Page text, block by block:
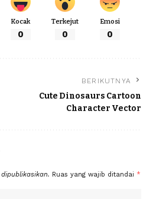
Kocak
0
Terkejut
0
Emosi
0
BERIKUTNYA
Cute Dinosaurs Cartoon
Character Vector
Ruas yang wajib ditandai *